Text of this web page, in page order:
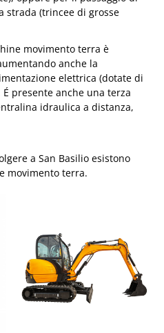
strada (trincee di grosse
movimento terra è
anche la
elettrica (dotate di
presente anche una terza
idraulica a distanza,
a San Basilio esistono
movimento terra.